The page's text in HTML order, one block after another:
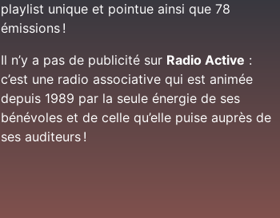
playlist unique et pointue ainsi que 78
émissions !
Il n’y a pas de publicité sur Radio Active :
c’est une radio associative qui est animée
depuis 1989 par la seule énergie de ses
bénévoles et de celle qu’elle puise auprès de
ses auditeurs !